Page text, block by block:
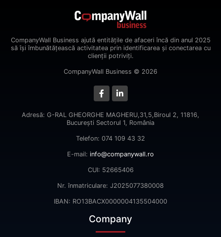
CompanyWall Business ajută entitățile de afaceri încă din anul 2025
să își îmbunătățească activitatea prin identificarea și conectarea cu
clienții potriviți.
CompanyWall Business © 2026
Adresă: G-RAL GHEORGHE MAGHERU,31,5,Biroul 2, 11816,
Bucureşti Sectorul 1, România
Telefon: 074 109 43 32
E-mail: info@companywall.ro
CUI: 52665406
Nr. înmatriculare: J2025077380008
IBAN: RO13BACX0000004135504000
Company